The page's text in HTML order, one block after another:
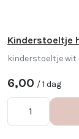
Kinderstoeltje
kinderstoeltje wit
6,00 / 1 dag